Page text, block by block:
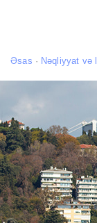
Əsas Nəqliyyat və